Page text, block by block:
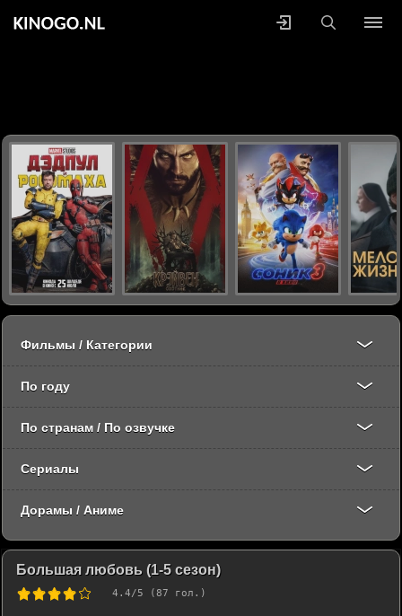
Большая любовь (1-5 сезон)
4.4/5 (87 гол.)
Фильмы / Категории
По году
По странам / По озвучке
Сериалы
Дорамы / Аниме